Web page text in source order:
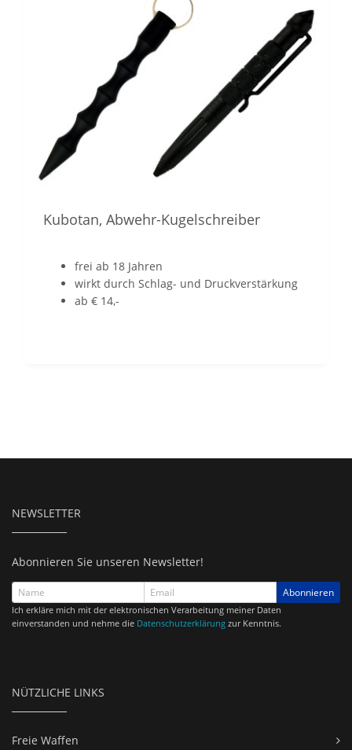
Kubotan, Abwehr-Kugelschreiber
frei ab 18 Jahren
wirkt durch Schlag- und Druckverstärkung
ab € 14,-
NEWSLETTER
Abonnieren Sie unseren Newsletter!
Abonnieren
Ich erkläre mich mit der elektronischen Verarbeitung meiner Daten
einverstanden und nehme die Datenschutzerklärung zur Kenntnis.
NÜTZLICHE LINKS
Freie Waffen